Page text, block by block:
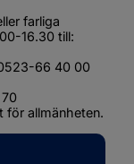
farliga
16.30 till:
66 40 00
för allmänheten.